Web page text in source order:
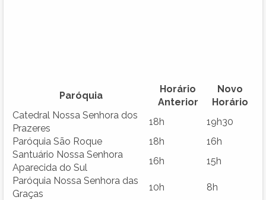
Paróquia
Horário
Anterior
Novo
Horário
Catedral Nossa Senhora dos
Prazeres
18h
19h30
Paróquia São Roque
18h
16h
Santuário Nossa Senhora
Aparecida do Sul
16h
15h
Paróquia Nossa Senhora das
Graças
10h 8h